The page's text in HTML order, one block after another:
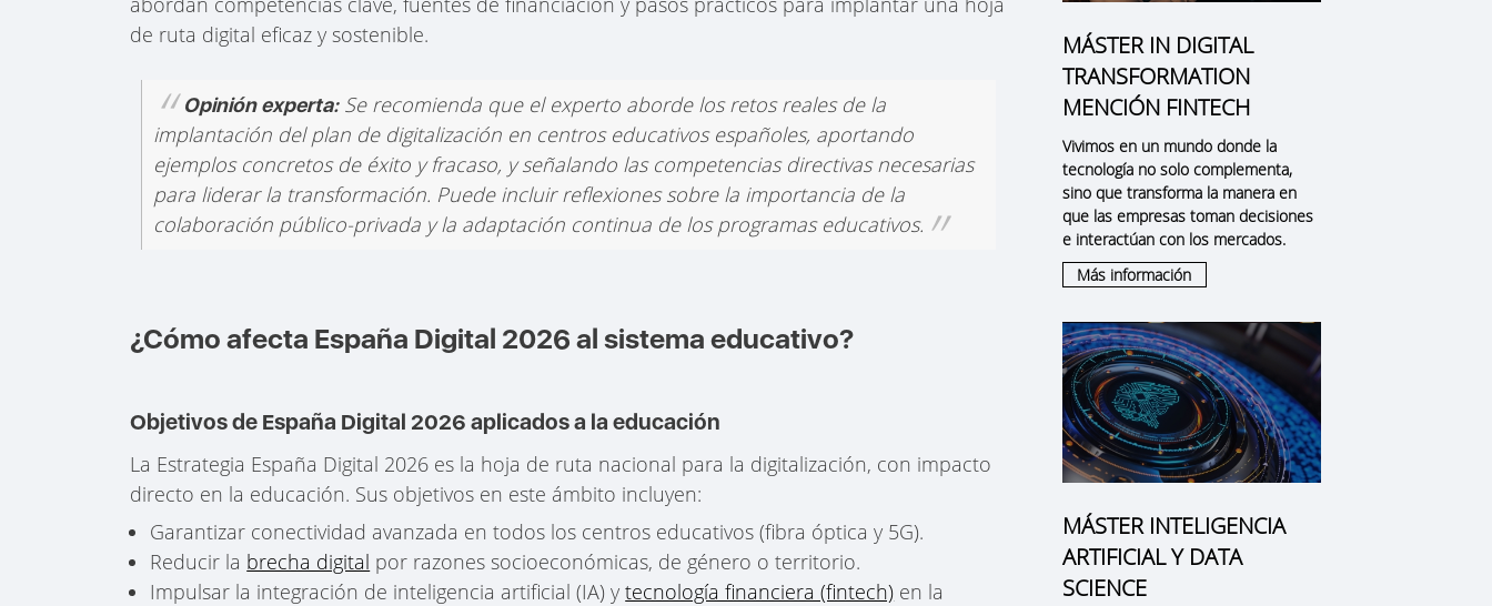
de ruta digital eficaz y sostenible.
Opinión experta: Se recomienda que el experto aborde los retos reales de la
implantación del plan de digitalización en centros educativos españoles, aportando
ejemplos concretos de éxito y fracaso, y señalando las competencias directivas necesarias
para liderar la transformación. Puede incluir reflexiones sobre la importancia de la
colaboración público-privada y la adaptación continua de los programas educativos.
¿Cómo afecta España Digital 2026 al sistema educativo?
Objetivos de España Digital 2026 aplicados a la educación
La Estrategia España Digital 2026 es la hoja de ruta nacional para la digitalización, con impacto
directo en la educación. Sus objetivos en este ámbito incluyen:
Garantizar conectividad avanzada en todos los centros educativos (fibra óptica y 5G).
Reducir la brecha digital por razones socioeconómicas, de género o territorio.
Impulsar la integración de inteligencia artificial (IA) ytecnología financiera (fintech) en la
MÁSTER IN DIGITAL
TRANSFORMATION
MENCIÓN FINTECH
Vivimos en un mundo donde la
tecnología no solo complementa,
sino que transforma la manera en
que las empresas toman decisiones
e interactúan con los mercados.
Más información
MÁSTER INTELIGENCIA
ARTIFICIAL Y DATA
SCIENCE